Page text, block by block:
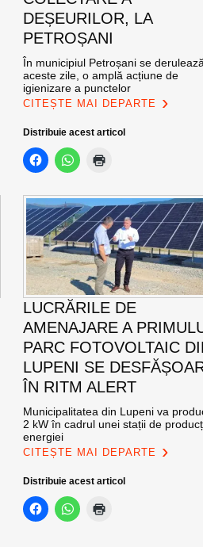
DEȘEURILOR, LA
PETROȘANI
În municipiul Petroșani se
aceste zile, o amplă acțiune de
igienizare a punctelor
CITEȘTE MAI DEPARTE
Distribuie acest articol
LUCRĂRILE DE
AMENAJARE A
PARC FOTOVOLTAIC
LUPENI SE
ÎN RITM ALERT
Municipalitatea din Lupeni va
2 kW în cadrul unei stații de
energiei
CITEȘTE MAI DEPARTE
Distribuie acest articol